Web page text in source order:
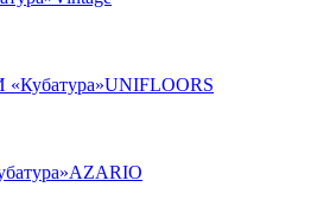
UNIFLOORS
AZARIO